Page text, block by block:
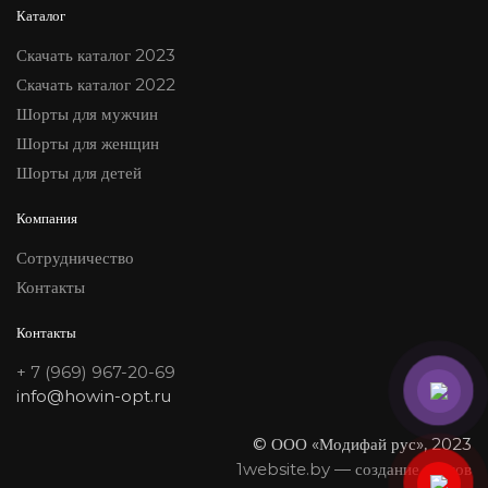
Каталог
Скачать каталог 2023
Скачать каталог 2022
Шорты для мужчин
Шорты для женщин
Шорты для детей
Компания
Сотрудничество
Контакты
Контакты
+ 7 (969) 967-20-69
info@howin-opt.ru
© ООО «Модифай рус», 2023
1website.by — создание сайтов